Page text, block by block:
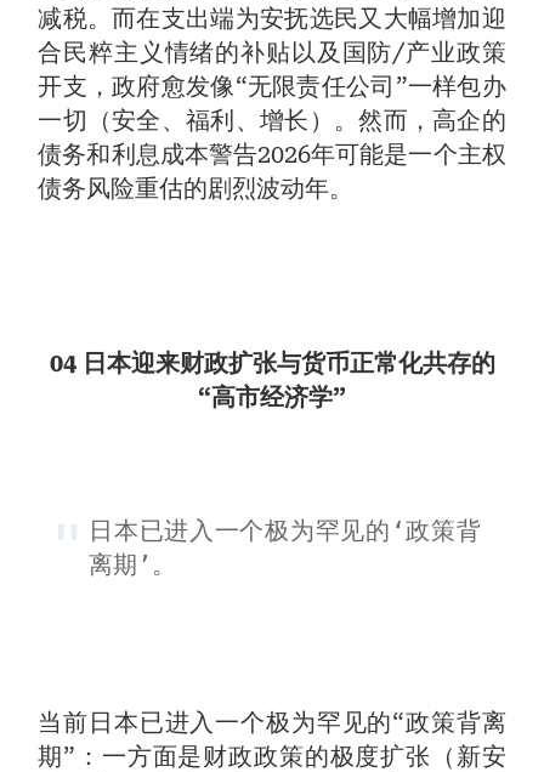
减税。而在支出端为安抚选民又大幅增加迎
合民粹主义情绪的补贴以及国防/产业政策
开支，政府愈发像“无限责任公司”一样包办
一切（安全、福利、增长）。然而，高企的
债务和利息成本警告2026年可能是一个主权
债务风险重估的剧烈波动年。
04 日本迎来财政扩张与货币正常化共存的
“高市经济学”
日本已进入一个极为罕见的‘政策背
离期’。
当前日本已进入一个极为罕见的“政策背离
期”：一方面是财政政策的极度扩张（新安